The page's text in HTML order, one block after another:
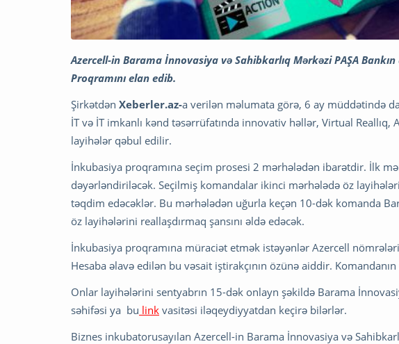
Azercell-in Barama İnnovasiya və Sahibkarlıq Mərkəzi PAŞA
Proqramını elan edib.
Şirkətdən Xeberler.az-a verilən məlumata görə, 6 ay müddətində
İT və İT imkanlı kənd təsərrüfatında innovativ həllər, Virtual Reallıq,
layihələr qəbul edilir.
İnkubasiya proqramına seçim prosesi 2 mərhələdən ibarətdir. İlk
dəyərləndiriləcək. Seçilmiş komandalar ikinci mərhələdə öz
təqdim edəcəklər. Bu mərhələdən uğurla keçən 10-dək komanda
öz layihələrini reallaşdırmaq şansını əldə edəcək.
İnkubasiya proqramına müraciət etmək istəyənlər Azercell
Hesaba əlavə edilən bu vəsait iştirakçının özünə aiddir.
Onlar layihələrini sentyabrın 15-dək onlayn şəkildə Barama
səhifəsi ya bu link vasitəsi iləqeydiyyatdan keçirə bilərlər.
Biznes inkubatorusayılan Azercell-in Barama İnnovasiya və